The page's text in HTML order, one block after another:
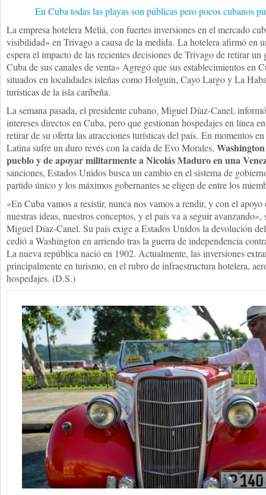
En Cuba todas las playas son públicas pero pocos cubanos
La empresa hotelera Meliá, con fuertes inversiones en el mercado
visibilidad» en Trivago a causa de la medida. La hotelera afirmó en
espera el impacto de las recientes decisiones de Trivago de retirar
Cuba de sus canales de venta» Agregó que sus establecimientos en
situados en localidades isleñas como Holguín, Cayo Largo y La
turísticas de la isla caribeña.
La semana pasada, el presidente cubano, Miguel Díaz-Canel,
intereses directos en Cuba, pero que gestionan hospedajes en línea
retirar de su oferta las atracciones turísticas del país. En momentos
Latina sufre un duro revés con la caída de Evo Morales,
pueblo y de apoyar militarmente a Nicolás Maduro en una
sanciones, Estados Unidos busca un cambio en el sistema de
partido único y los máximos gobernantes se eligen de entre los
«En Cuba vamos a resistir, nunca nos vamos a rendir, y con el
nuestras ideas, nuestros conceptos, y el país va a seguir
Miguel Díaz-Canel. Su país exige a Estados Unidos la devolución
cedió a Washington en arriendo tras la guerra de independencia
La nueva república nació en 1902. Actualmente, las inversiones
principalmente en turismo, en el rubro de infraestructura hotelera,
hospedajes. (D.S.)